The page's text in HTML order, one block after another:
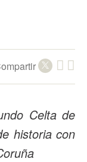
Celta de
historia con